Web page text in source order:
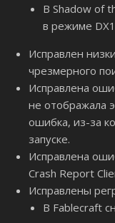
В Shadow of
в режиме
Исправлен
чрезмерного
Исправлена
не отображала
ошибка, из-за
запуске.
Исправлена
Crash Report
Исправлены
В Fablecraft